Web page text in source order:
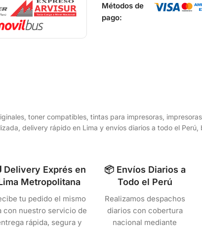
Métodos de
pago:
toner compatibles, tintas para impresoras,
delivery rápido en Lima y envíos diarios a todo el
Delivery Exprés en
Metropolitana
tu pedido el mismo
con nuestro servicio de
rápida, segura y
📦 Envíos Diarios a
Todo el Perú
Realizamos despachos
diarios con cobertura
nacional mediante